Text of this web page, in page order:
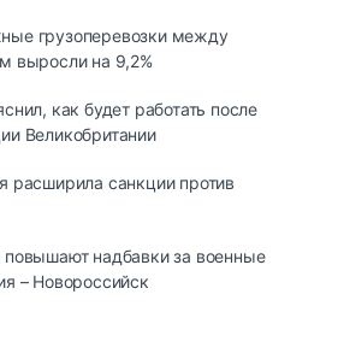
грузоперевозки между
выросли на 9,2%
как будет работать после
Великобритании
расширила санкции против
надбавки за военные
– Новороссийск